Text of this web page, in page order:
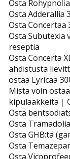
Osta
Osta Adderallia
Osta Concertaa
Osta Subutexia
reseptiä
Osta Concerta
ahdistusta
ostaa Lyricaa
Mistä voin
kipulääkkeitä |
Osta
Osta
Osta GHB:tä
Osta
Osta